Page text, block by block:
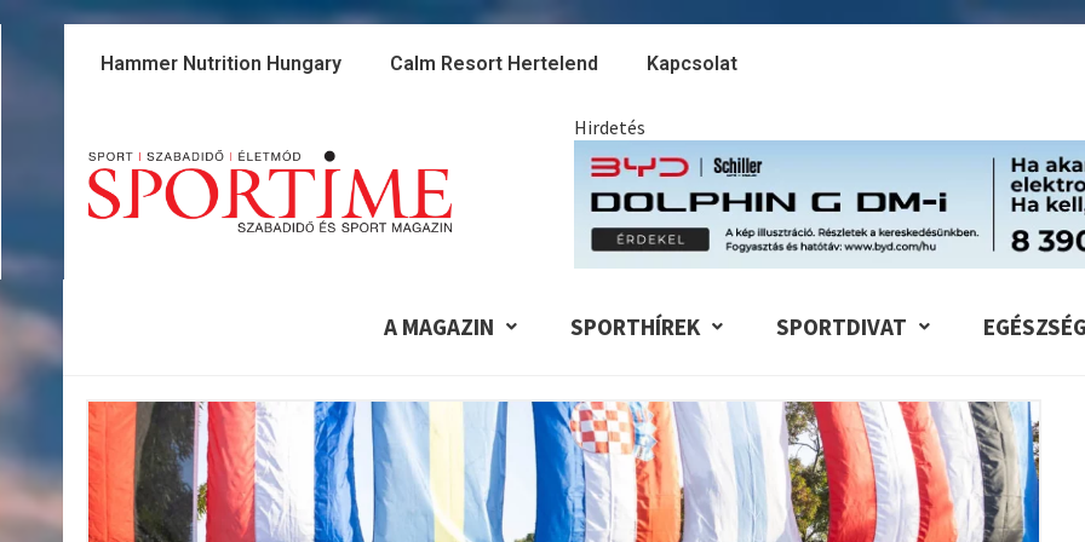
Hammer Nutrition Hungary Calm Resort Hertelend Kapcsolat
Hirdetés
A MAGAZIN SPORTHÍREK SPORTDIVAT EGÉSZSÉG